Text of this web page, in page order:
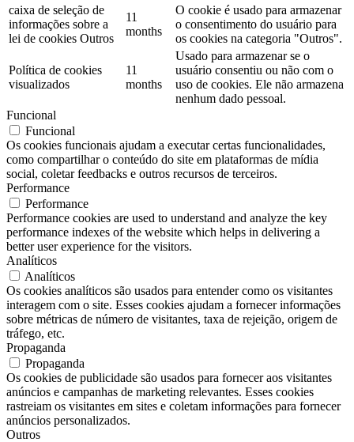
caixa de seleção de
informações sobre a
lei de cookies Outros
11
months
O cookie é usado para armazenar
o consentimento do usuário para
os cookies na categoria "Outros".
Política de cookies
visualizados
11
months
Usado para armazenar se o
usuário consentiu ou não com o
uso de cookies. Ele não armazena
nenhum dado pessoal.
Funcional
Funcional
Os cookies funcionais ajudam a executar certas funcionalidades,
como compartilhar o conteúdo do site em plataformas de mídia
social, coletar feedbacks e outros recursos de terceiros.
Performance
Performance
Performance cookies are used to understand and analyze the key
performance indexes of the website which helps in delivering a
better user experience for the visitors.
Analíticos
Analíticos
Os cookies analíticos são usados ​​para entender como os visitantes
interagem com o site. Esses cookies ajudam a fornecer informações
sobre métricas de número de visitantes, taxa de rejeição, origem de
tráfego, etc.
Propaganda
Propaganda
Os cookies de publicidade são usados ​​para fornecer aos visitantes
anúncios e campanhas de marketing relevantes. Esses cookies
rastreiam os visitantes em sites e coletam informações para fornecer
anúncios personalizados.
Outros